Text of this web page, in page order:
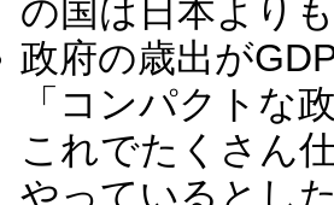
の国は日本より
政府の歳出が
「コンパクトな
これでたくさん
やっているとし